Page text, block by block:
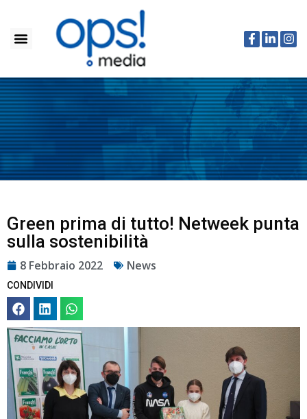
Green prima di tutto! Netweek punta
sulla sostenibilità
8 Febbraio 2022 News
CONDIVIDI